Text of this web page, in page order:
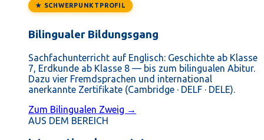
★ SCHWERPUNKTPROFIL
Bilingualer Bildungsgang
Sachfachunterricht auf Englisch: Geschichte ab Klasse
7, Erdkunde ab Klasse 8 — bis zum bilingualen Abitur.
Dazu vier Fremdsprachen und international
anerkannte Zertifikate (Cambridge · DELF · DELE).
Zum Bilingualen Zweig →
AUS DEM BEREICH